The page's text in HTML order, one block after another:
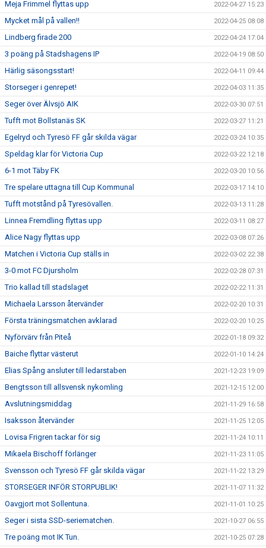
Meja Frimmel flyttas upp 2022-04-27 15:23
Mycket mål på vallen!! 2022-04-25 08:08
Lindberg firade 200 2022-04-24 17:04
3 poäng på Stadshagens IP 2022-04-19 08:50
Härlig säsongsstart! 2022-04-11 09:44
Storseger i genrepet! 2022-04-03 11:35
Seger över Älvsjö AIK 2022-03-30 07:51
Tufft mot Bollstanäs SK 2022-03-27 11:21
Egelryd och Tyresö FF går skilda vägar 2022-03-24 10:35
Speldag klar för Victoria Cup 2022-03-22 12:18
6-1 mot Täby FK 2022-03-20 10:56
Tre spelare uttagna till Cup Kommunal 2022-03-17 14:10
Tufft motstånd på Tyresövallen. 2022-03-13 11:28
Linnea Fremdling flyttas upp 2022-03-11 08:27
Alice Nagy flyttas upp 2022-03-08 07:26
Matchen i Victoria Cup ställs in 2022-03-02 22:38
3-0 mot FC Djursholm 2022-02-28 07:31
Trio kallad till stadslaget 2022-02-22 11:31
Michaela Larsson återvänder 2022-02-20 10:31
Första träningsmatchen avklarad 2022-02-20 10:25
Nyförvärv från Piteå 2022-01-18 09:32
Baiche flyttar västerut 2022-01-10 14:24
Elias Spång ansluter till ledarstaben 2021-12-23 19:09
Bengtsson till allsvensk nykomling 2021-12-15 12:00
Avslutningsmiddag 2021-11-29 16:58
Isaksson återvänder 2021-11-25 12:05
Lovisa Frigren tackar för sig 2021-11-24 10:11
Mikaela Bischoff förlänger 2021-11-23 11:05
Svensson och Tyresö FF går skilda vägar 2021-11-22 13:29
STORSEGER INFÖR STORPUBLIK! 2021-11-07 11:32
Oavgjort mot Sollentuna. 2021-11-01 10:25
Seger i sista SSD-seriematchen. 2021-10-27 06:55
Tre poäng mot IK Tun. 2021-10-25 07:28